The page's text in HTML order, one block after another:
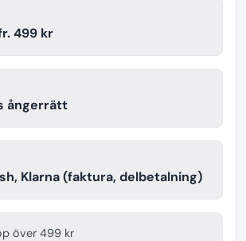
499 kr
ångerrätt
Klarna (faktura, delbetalning)
över 499 kr